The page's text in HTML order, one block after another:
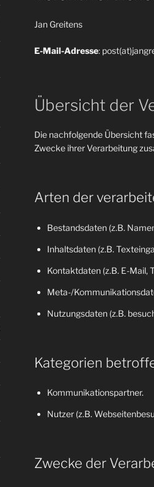
Jan Greitens
E-Mail-Adresse:
Übersicht der
Die nachfolgende Übersicht
Zwecke ihrer Verarbeitung
Arten der
Bestandsdaten (z.B.
Inhaltsdaten (z.B.
Kontaktdaten (z.B. E-Mail,
Meta-/
Nutzungsdaten (z.B.
Kategorien
Kommunikationspartner.
Nutzer (z.B.
Zwecke der